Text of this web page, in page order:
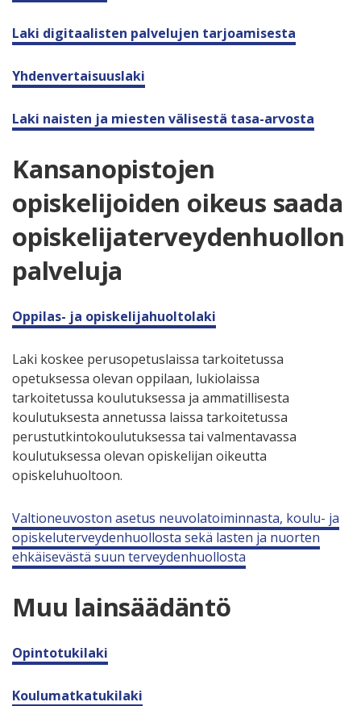
Laki digitaalisten palvelujen tarjoamisesta
Yhdenvertaisuuslaki
Laki naisten ja miesten välisestä tasa-arvosta
Kansanopistojen
opiskelijoiden oikeus saada
opiskelijaterveydenhuollon
palveluja
Oppilas- ja opiskelijahuoltolaki
Laki koskee perusopetuslaissa tarkoitetussa
opetuksessa olevan oppilaan, lukiolaissa
tarkoitetussa koulutuksessa ja ammatillisesta
koulutuksesta annetussa laissa tarkoitetussa
perustutkintokoulutuksessa tai valmentavassa
koulutuksessa olevan opiskelijan oikeutta
opiskeluhuoltoon.
Valtioneuvoston asetus neuvolatoiminnasta, koulu- ja
opiskeluterveydenhuollosta sekä lasten ja nuorten
ehkäisevästä suun terveydenhuollosta
Muu lainsäädäntö
Opintotukilaki
Koulumatkatukilaki